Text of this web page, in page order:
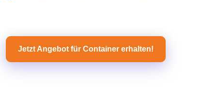
Jetzt Angebot für Container erhalten!